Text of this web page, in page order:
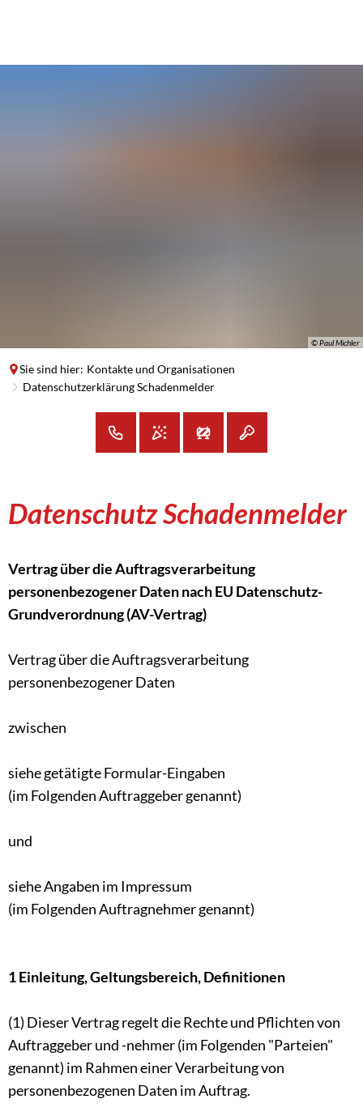
© Paul Michler
Sie sind hier: Kontakte und Organisationen
Datenschutzerklärung Schadenmelder
Datenschutzerklärung
Datenschutz Schadenmelder
Vertrag über die Auftragsverarbeitung
personenbezogener Daten nach EU Datenschutz-
Grundverordnung (AV-Vertrag)
Vertrag über die Auftragsverarbeitung
personenbezogener Daten
zwischen
siehe getätigte Formular-Eingaben
(im Folgenden Auftraggeber genannt)
und
siehe Angaben im Impressum
(im Folgenden Auftragnehmer genannt)
1 Einleitung, Geltungsbereich, Definitionen
(1) Dieser Vertrag regelt die Rechte und Pflichten von
Auftraggeber und -nehmer (im Folgenden "Parteien"
genannt) im Rahmen einer Verarbeitung von
personenbezogenen Daten im Auftrag.